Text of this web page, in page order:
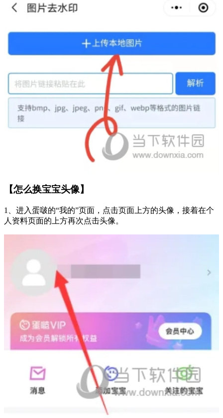
【怎么换宝宝头像】
1、进入蛋啵的“我的”页面，点击页面上方的头像，接着在个
人资料页面的上方再次点击头像。